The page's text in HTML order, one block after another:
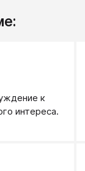
к
интереса.